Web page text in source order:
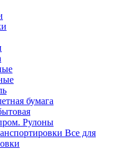
бумага
Рулоны
Все для